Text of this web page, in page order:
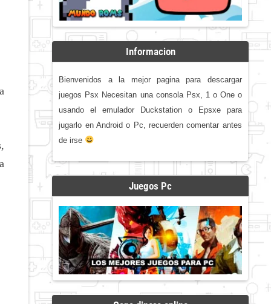
Informacion
Bienvenidos a la mejor pagina para descargar
juegos Psx Necesitan una consola Psx, 1 o One o
usando el emulador Duckstation o Epsxe para
jugarlo en Android o Pc, recuerden comentar antes
de irse
Juegos Pc